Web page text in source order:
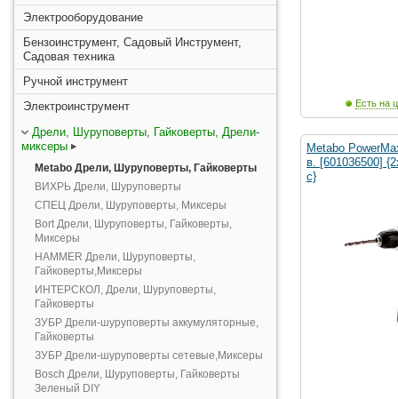
Электрооборудование
Бензоинструмент, Садовый Инструмент,
Садовая техника
Ручной инструмент
Электроинструмент
Дрели, Шуруповерты, Гайковерты, Дрели-
миксеры
Metabo Дрели, Шуруповерты, Гайковерты
ВИХРЬ Дрели, Шуруповерты
СПЕЦ Дрели, Шуруповерты, Миксеры
Bort Дрели, Шуруповерты, Гайковерты,
Миксеры
HAMMER Дрели, Шуруповерты,
Гайковерты,Миксеры
ИНТЕРСКОЛ, Дрели, Шуруповерты,
Гайковерты
ЗУБР Дрели-шуруповерты аккумуляторные,
Гайковерты
ЗУБР Дрели-шуруповерты сетевые,Миксеры
Bosch Дрели, Шуруповерты, Гайковерты
Зеленый DIY
Есть на
Metabo
в. [601036500]
с}